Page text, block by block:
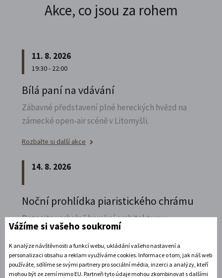
Akce, co jsou za rohem
11. 8. 2026
19:30 - 22:00
Bílá paní na vdávání
Zábavné představení plné hereckých hvězd na
zámecké open-air scéně v Litomyšli.
Rozbalte si další akce
14. 8. 2026
Noční prohlídka piaristického chrámu
Poznejte vrcholně barokní architekturu v
působivém večerním hávu. Obětní stůl dýchá
světlem, paprsky laserového kříže protínají
klenby a chrám ožívá instalacemi současného
umění.
Vážíme si vašeho soukromí
K analýze návštěvnosti a funkcí webu, ukládání vašeho nastavení a
personalizaci obsahu a reklam využíváme cookies. Informace o tom, jak náš web
používáte, sdílíme se svými partnery pro sociální média, inzerci a analýzy, kteří
mohou být ze zemí mimo EU. Partneři tyto údaje mohou zkombinovat s dalšími